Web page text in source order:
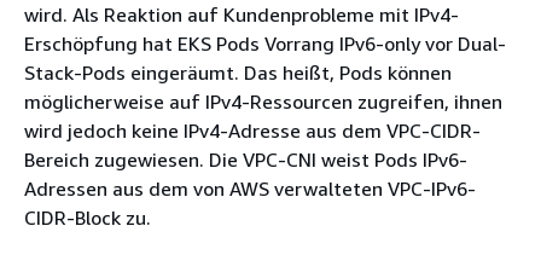
wird. Als Reaktion auf Kundenprobleme mit IPv4-
Erschöpfung hat EKS Pods Vorrang IPv6-only vor Dual-
Stack-Pods eingeräumt. Das heißt, Pods können
möglicherweise auf IPv4-Ressourcen zugreifen, ihnen
wird jedoch keine IPv4-Adresse aus dem VPC-CIDR-
Bereich zugewiesen. Die VPC-CNI weist Pods IPv6-
Adressen aus dem von AWS verwalteten VPC-IPv6-
CIDR-Block zu.